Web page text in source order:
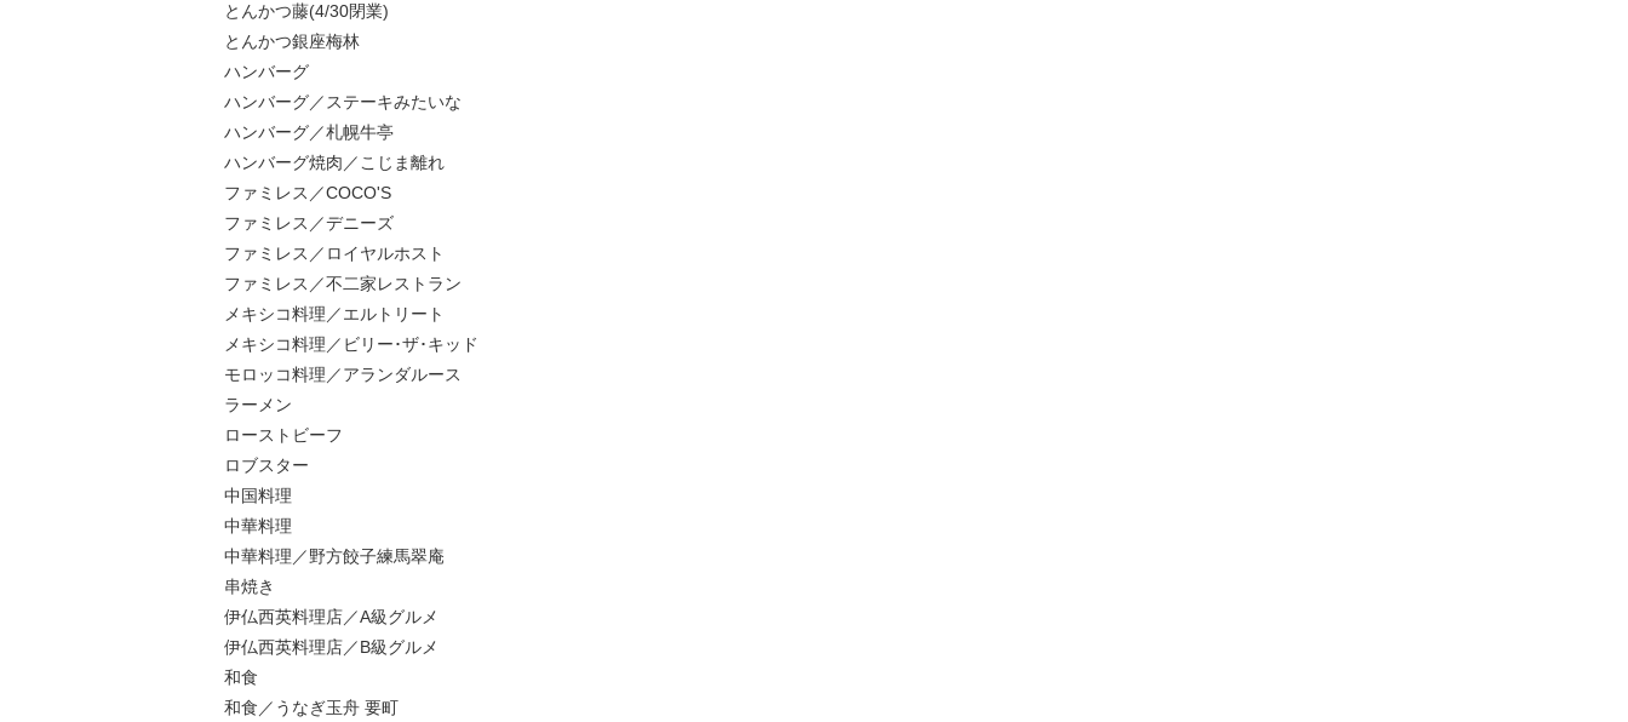
とんかつ藤(4/30閉業)
とんかつ銀座梅林
ハンバーグ
ハンバーグ／ステーキみたいな
ハンバーグ／札幌牛亭
ハンバーグ焼肉／こじま離れ
ファミレス／COCO'S
ファミレス／デニーズ
ファミレス／ロイヤルホスト
ファミレス／不二家レストラン
メキシコ料理／エルトリート
メキシコ料理／ビリー･ザ･キッド
モロッコ料理／アランダルース
ラーメン
ローストビーフ
ロブスター
中国料理
中華料理
中華料理／野方餃子練馬翠庵
串焼き
伊仏西英料理店／A級グルメ
伊仏西英料理店／B級グルメ
和食
和食／うなぎ玉舟 要町